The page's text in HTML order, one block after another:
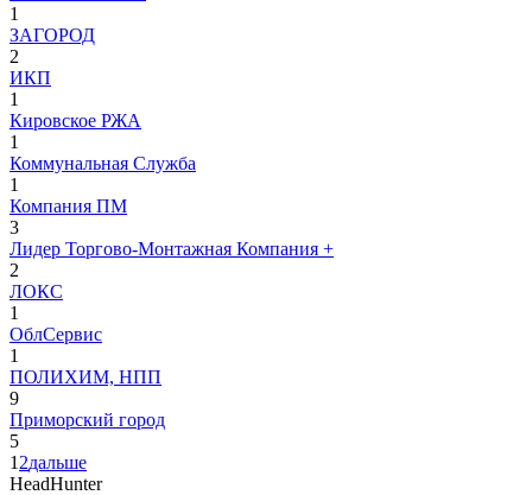
1
ЗАГОРОД
2
ИКП
1
Кировское РЖА
1
Коммунальная Служба
1
Компания ПМ
3
Лидер Торгово-Монтажная Компания +
2
ЛОКС
1
ОблСервис
1
ПОЛИХИМ, НПП
9
Приморский город
5
1 2дальше
HeadHunter